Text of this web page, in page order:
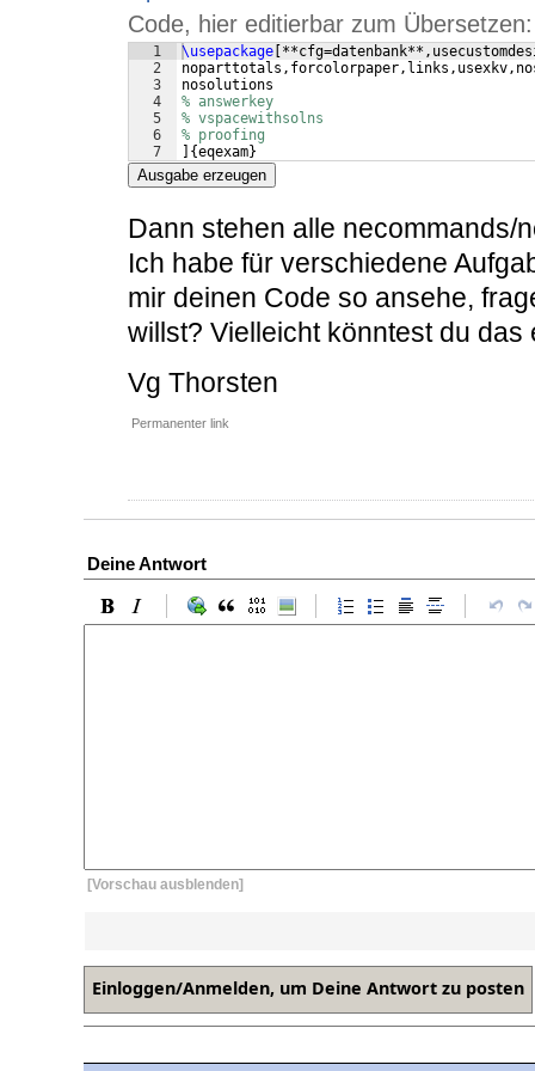
Code, hier editierbar zum Übersetzen:
1
2
3
4
5
6
7
\usepackage
nosolutions
% answerkey
% vspacewithsolns
% proofing
{eqexam}
Ausgabe erzeugen
Dann stehen alle necommands/
Ich habe für verschiedene
mir deinen Code so ansehe,
willst? Vielleicht könntest du
Vg Thorsten
Permanenter link
Deine Antwort
[Vorschau ausblenden]